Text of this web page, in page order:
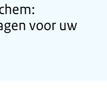
voor uw